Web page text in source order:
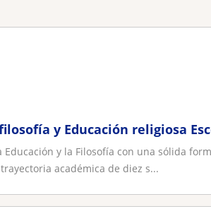
y Educación religiosa
Educación y la Filosofía con una sólida
académica de diez s...